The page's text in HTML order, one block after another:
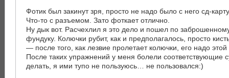
Фотик был закинут зря, просто не надо было с него сд-
Что-то с разъемом. Зато фоткает отлично.
Ну дык вот. Расчехлил я это дело и пошел по
фундуку. Колючки рубит, как и предполагалось, просто
— после того, как лезвие пролетает колючки, его надо
После таких упражнений у меня болели
делать, я ими тупо не пользуюсь… не пользовался:)